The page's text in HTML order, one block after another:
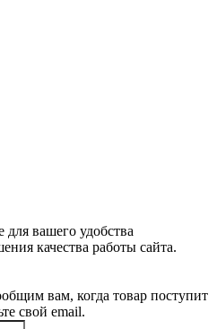
вашего удобства
качества работы сайта.
вам, когда товар поступит
свой email.